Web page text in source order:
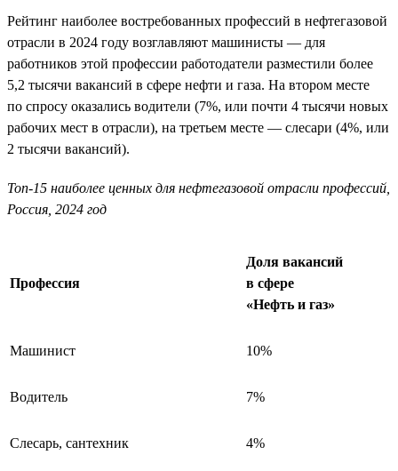
Рейтинг наиболее востребованных профессий в нефтегазовой
отрасли в 2024 году возглавляют машинисты — для
работников этой профессии работодатели разместили более
5,2 тысячи вакансий в сфере нефти и газа. На втором месте
по спросу оказались водители (7%, или почти 4 тысячи новых
рабочих мест в отрасли), на третьем месте — слесари (4%, или
2 тысячи вакансий).
Топ-15 наиболее ценных для нефтегазовой отрасли профессий,
Россия, 2024 год
Профессия
Доля вакансий
в сфере
«Нефть и газ»
Машинист 10%
Водитель 7%
Слесарь, сантехник 4%